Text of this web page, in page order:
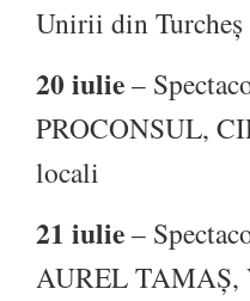
Unirii din Turcheș
20 iulie–
PROCONSUL,
locali
21 iulie–
AUREL TAMAȘ,